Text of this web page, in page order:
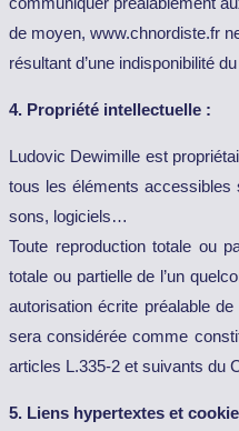
de moyen, www.chnordiste.fr
résultant d’une indisponibilité
4. Propriété intellectuelle :
Ludovic Dewimille est
tous les éléments
sons, logiciels…
Toute reproduction totale ou
totale ou partielle de l’un
autorisation écrite préalable
sera considérée comme
articles L.335-2 et suivants du
5. Liens hypertextes et